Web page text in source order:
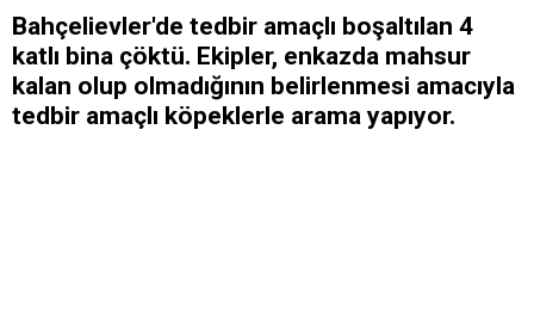
Bahçelievler'de tedbir amaçlı boşaltılan 4
katlı bina çöktü. Ekipler, enkazda mahsur
kalan olup olmadığının belirlenmesi amacıyla
tedbir amaçlı köpeklerle arama yapıyor.